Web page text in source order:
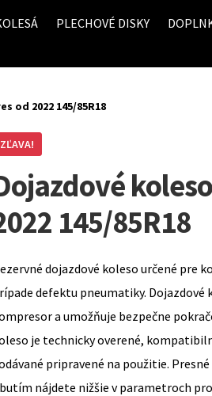
PLECHOVÉ DISKY
od 2022 145/85R18
ZĽAVA!
145/85R18
dojazdové koleso určené pre
defektu pneumatiky.
a umožňuje bezpečne
je technicky overené,
pripravené na použitie.
nájdete nižšie v parametroch